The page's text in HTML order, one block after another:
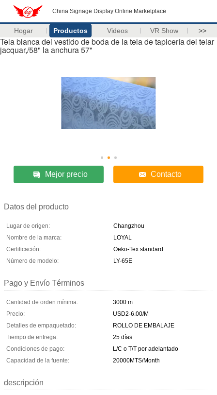
China Signage Display Online Marketplace
Hogar Productos Videos VR Show >>
Tela blanca del vestido de boda de la tela de tapicería del telar
jacquar,/58" la anchura 57"
Mejor precio Contacto
Datos del producto
Lugar de origen:
Changzhou
Nombre de la marca:
LOYAL
Certificación:
Oeko-Tex standard
Número de modelo:
LY-65E
Pago y Envío Términos
Cantidad de orden mínima:
3000 m
Precio:
USD2-6.00/M
Detalles de empaquetado:
ROLLO DE EMBALAJE
Tiempo de entrega:
25 días
Condiciones de pago:
L/C o T/T por adelantado
Capacidad de la fuente:
20000MTS/Month
descripción